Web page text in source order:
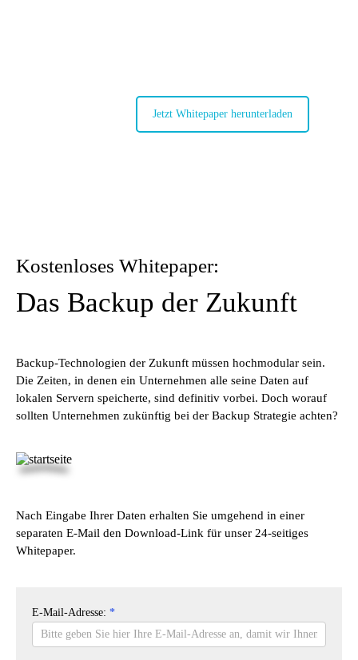
Jetzt Whitepaper herunterladen
Kostenloses Whitepaper:
Das Backup der Zukunft
Backup-Technologien der Zukunft müssen hochmodular sein.
Die Zeiten, in denen ein Unternehmen alle seine Daten auf
lokalen Servern speicherte, sind definitiv vorbei. Doch worauf
sollten Unternehmen zukünftig bei der Backup Strategie achten?
Nach Eingabe Ihrer Daten erhalten Sie umgehend in einer
separaten E-Mail den Download-Link für unser 24-seitiges
Whitepaper.
LP
Backup
Whitepaper
E-Mail-Adresse: *